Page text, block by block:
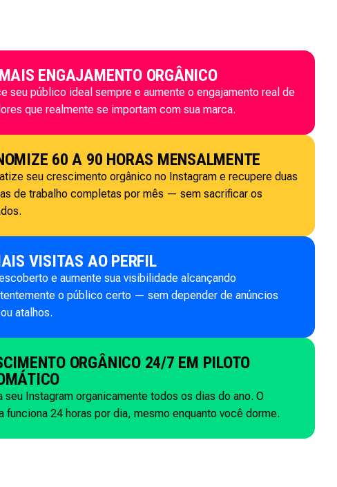
ENGAJAMENTO ORGÂNICO
seu público ideal sempre e aumente o engajamento real de
que realmente se importam com sua marca.
60 A 90 HORAS MENSALMENTE
seu crescimento orgânico no Instagram e recupere duas
de trabalho completas por mês — sem sacrificar os
VISITAS AO PERFIL
e aumente sua visibilidade alcançando
o público certo — sem depender de anúncios
atalhos.
ORGÂNICO 24/7 EM PILOTO
seu Instagram organicamente todos os dias do ano. O
funciona 24 horas por dia, mesmo enquanto você dorme.